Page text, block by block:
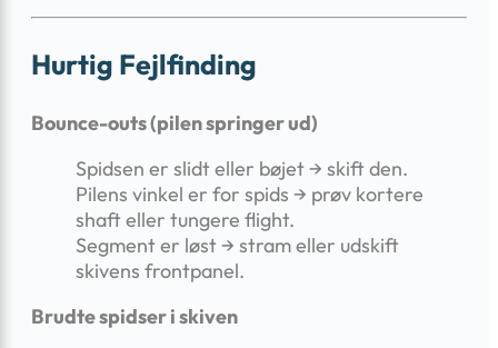
Hurtig Fejlfinding
Bounce-outs (pilen springer ud)
Spidsen er slidt eller bøjet → skift den.
Pilens vinkel er for spids → prøv kortere
shaft eller tungere flight.
Segment er løst → stram eller udskift
skivens frontpanel.
Brudte spidser i skiven